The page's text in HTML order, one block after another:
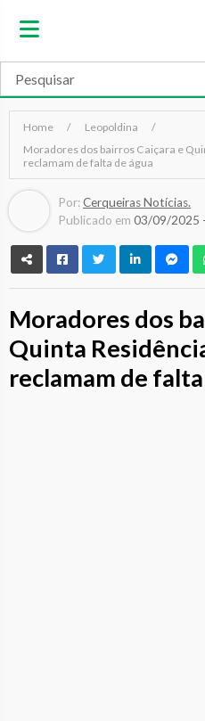
Home
Leopoldina
Moradores dos bairros Caiçara e
reclamam de falta de água
Por:Cerqueiras Notícias.
Publicado em 03/09/2025
Moradores dos
Quinta
reclamam de